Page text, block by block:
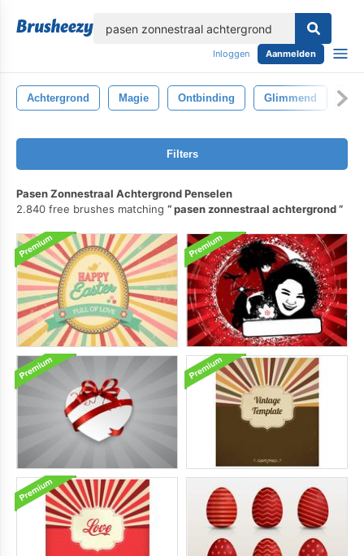
Inloggen Aanmelden
Achtergrond Magie Ontbinding Glimmend
Filters
Pasen Zonnestraal Achtergrond Penselen
2.840 free brushes matching
pasen zonnestraal achtergrond